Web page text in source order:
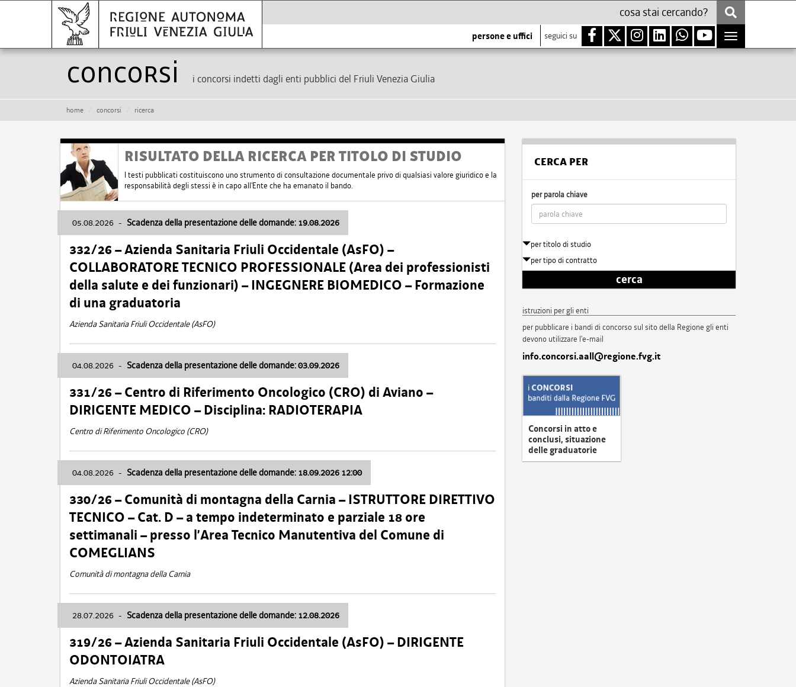
persone e uffici seguici su
Toggle
navigation
Concorsi i concorsi indetti dagli enti pubblici del Friuli Venezia Giulia
home concorsi ricerca
RISULTATO DELLA RICERCA PER TITOLO DI STUDIO
I testi pubblicati costituiscono uno strumento di consultazione documentale privo di qualsiasi valore giuridico e la
responsabilità degli stessi è in capo all'Ente che ha emanato il bando.
05.08.2026 - Scadenza della presentazione delle domande: 19.08.2026
332/26 – Azienda Sanitaria Friuli Occidentale (AsFO) –
COLLABORATORE TECNICO PROFESSIONALE (Area dei professionisti
della salute e dei funzionari) – INGEGNERE BIOMEDICO – Formazione
di una graduatoria
Azienda Sanitaria Friuli Occidentale (AsFO)
04.08.2026 - Scadenza della presentazione delle domande: 03.09.2026
331/26 – Centro di Riferimento Oncologico (CRO) di Aviano –
DIRIGENTE MEDICO – Disciplina: RADIOTERAPIA
Centro di Riferimento Oncologico (CRO)
04.08.2026 - Scadenza della presentazione delle domande: 18.09.2026 12:00
330/26 – Comunità di montagna della Carnia – ISTRUTTORE DIRETTIVO
TECNICO – Cat. D – a tempo indeterminato e parziale 18 ore
settimanali – presso l’Area Tecnico Manutentiva del Comune di
COMEGLIANS
Comunità di montagna della Carnia
28.07.2026 - Scadenza della presentazione delle domande: 12.08.2026
319/26 – Azienda Sanitaria Friuli Occidentale (AsFO) – DIRIGENTE
ODONTOIATRA
Azienda Sanitaria Friuli Occidentale (AsFO)
CERCA PER
per parola chiave
per titolo di studio
per tipo di contratto
cerca
istruzioni per gli enti
per pubblicare i bandi di concorso sul sito della Regione gli enti
devono utilizzare l'e-mail
info.concorsi.aall@regione.fvg.it
Concorsi in atto e
conclusi, situazione
delle graduatorie